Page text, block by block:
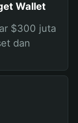
Wallet
$300 juta
dan